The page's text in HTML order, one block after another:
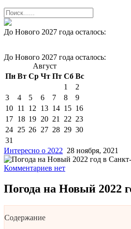
До Нового 2027 года осталось:
До Нового 2027 года осталось:
Август
Пн Вт Ср Чт Пт Сб Вс
1
2
3
4 5 6 7 8
9
10 11 12 13 14 15 16
17 18 19 20 21 22 23
24 25 26 27 28 29 30
31
Интересно о 2022 28 ноября, 2021
Комментариев нет
Погода на Новый 2022
Содержание